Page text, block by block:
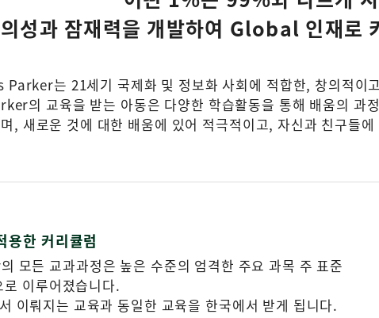
성과 잠재력을 개발하여 Global 인재
는 21세기 국제화 및 정보화 사회에 적합한, 창의적이
의 교육을 받는 아동은 다양한 학습활동을 통해 배움의 과
, 새로운 것에 대한 배움에 있어 적극적이고, 자신과 친구들
용한 커리큘럼
모든 교과과정은 높은 수준의 엄격한 주요 과목 주 표준
이루어졌습니다.
이뤄지는 교육과 동일한 교육을 한국에서 받게 됩니다.